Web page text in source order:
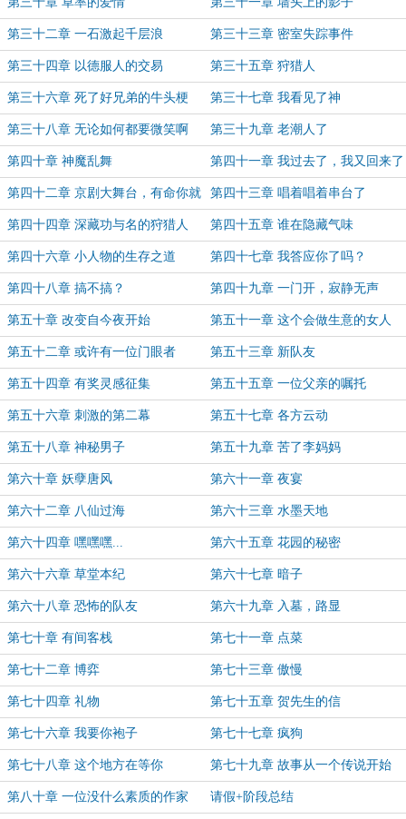
第三十二章 一石激起千层浪 第三十三章 密室失踪事件
第三十四章 以德服人的交易 第三十五章 狩猎人
第三十六章 死了好兄弟的牛头梗 第三十七章 我看见了神
第三十八章 无论如何都要微笑啊 第三十九章 老潮人了
第四十章 神魔乱舞 第四十一章 我过去了，我又回来了
第四十二章 京剧大舞台，有命你就
来
第四十三章 唱着唱着串台了
第四十四章 深藏功与名的狩猎人 第四十五章 谁在隐藏气味
第四十六章 小人物的生存之道 第四十七章 我答应你了吗？
第四十八章 搞不搞？ 第四十九章 一门开，寂静无声
第五十章 改变自今夜开始 第五十一章 这个会做生意的女人
第五十二章 或许有一位门眼者 第五十三章 新队友
第五十四章 有奖灵感征集 第五十五章 一位父亲的嘱托
第五十六章 刺激的第二幕 第五十七章 各方云动
第五十八章 神秘男子 第五十九章 苦了李妈妈
第六十章 妖孽唐风 第六十一章 夜宴
第六十二章 八仙过海 第六十三章 水墨天地
第六十四章 嘿嘿嘿... 第六十五章 花园的秘密
第六十六章 草堂本纪 第六十七章 暗子
第六十八章 恐怖的队友 第六十九章 入墓，路显
第七十章 有间客栈 第七十一章 点菜
第七十二章 博弈 第七十三章 傲慢
第七十四章 礼物 第七十五章 贺先生的信
第七十六章 我要你袍子 第七十七章 疯狗
第七十八章 这个地方在等你 第七十九章 故事从一个传说开始
第八十章 一位没什么素质的作家 请假+阶段总结